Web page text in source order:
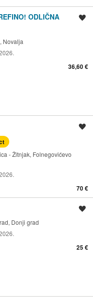
ODLIČNA
Novalja
36,60 €
- Žitnjak, Folnegovićevo
70 €
Donji grad
25 €